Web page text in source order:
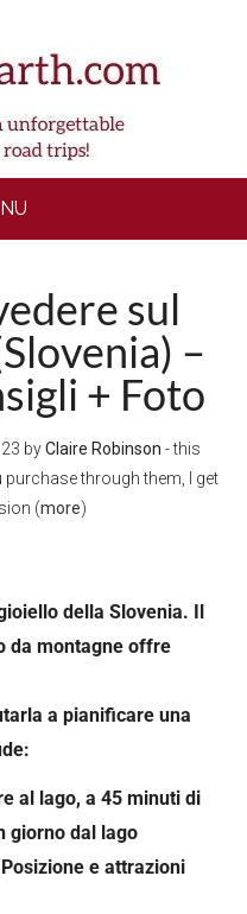
sul
–
+ Foto
byClaire Robinson - this
through them, I get
(more)
della Slovenia. Il
da montagne offre
a pianificare una
al lago, a 45 minuti di
giorno dal lago
e attrazioni